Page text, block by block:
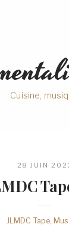
Cuisine,
28 JUIN
JLMDC Tape,